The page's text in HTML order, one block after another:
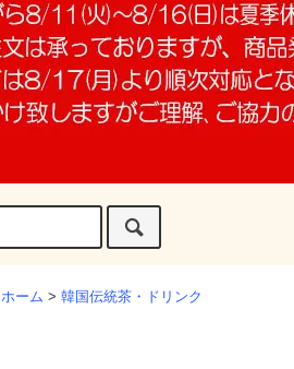
ホーム > 韓国伝統茶・ドリンク